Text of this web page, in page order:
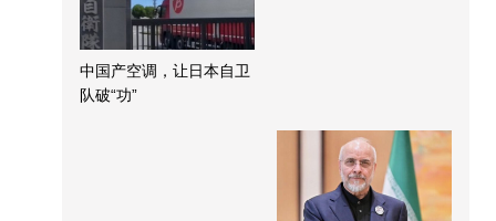
中国产空调，让日本自卫
队破“功”